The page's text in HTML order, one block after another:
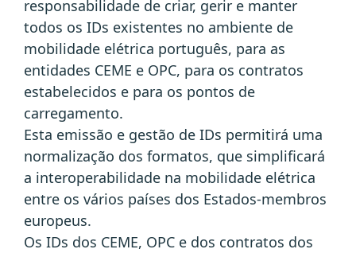
responsabilidade de criar, gerir e manter
todos os IDs existentes no ambiente de
mobilidade elétrica português, para as
entidades CEME e OPC, para os contratos
estabelecidos e para os pontos de
carregamento.
Esta emissão e gestão de IDs permitirá uma
normalização dos formatos, que simplificará
a interoperabilidade na mobilidade elétrica
entre os vários países dos Estados-membros
europeus.
Os IDs dos CEME, OPC e dos contratos dos